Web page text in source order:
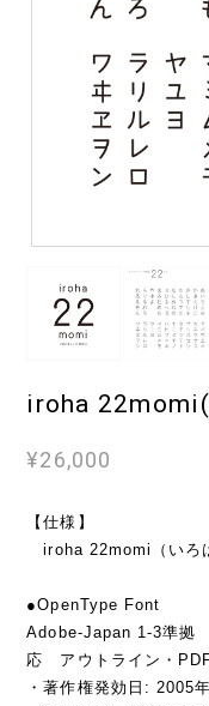
iroha
¥26,000
【仕様】
iroha 22momi（いろ
●OpenType Font
Adobe-Japan 1-3準
応 アウトライン・
・著作権発効日: 2005